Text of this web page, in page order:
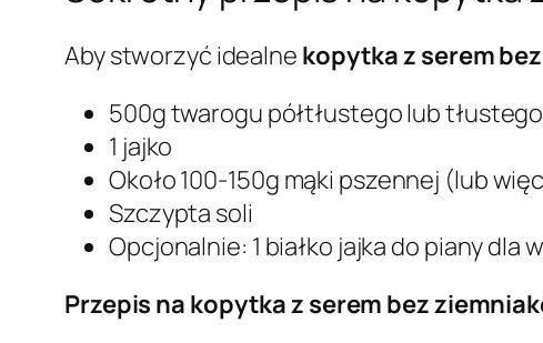
Aby stworzyć idealne kopytka z serem
500g twarogu półtłustego lub tłustego
1 jajko
Około 100-150g mąki pszennej (lub
Szczypta soli
Opcjonalnie: 1 białko jajka do piany dla
Przepis na kopytka z serem bez